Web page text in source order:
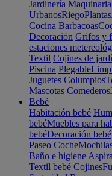
Jardinería Maquinaria
UrbanosRiegoPlantas
Cocina Barbacoas
Decoración Grifos y
estaciones
Textil Cojines de
Piscina Plegable
Juguetes Columpios
Mascotas Comederos
Bebé
Habitación bebé
bebéMuebles para
bebéDecoración bebé
Paseo Coche
Baño e higiene
Textil bebé Cojines